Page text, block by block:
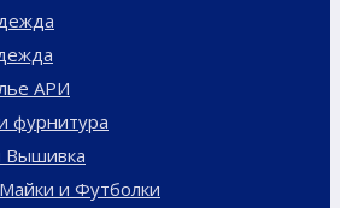
АРИ
фурнитура
Вышивка
и Футболки